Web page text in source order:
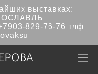
выставках:
829-76-76 тлф